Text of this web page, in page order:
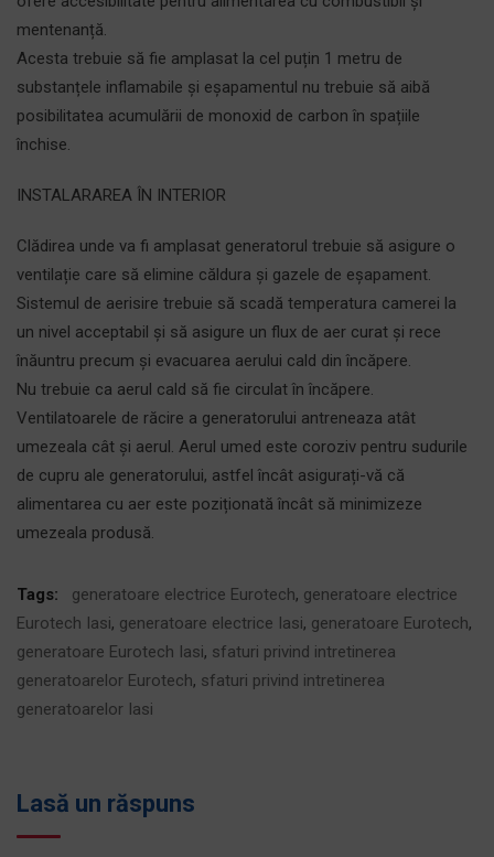
mentenanță.
Acesta trebuie să fie amplasat la cel puțin 1 metru de
substanțele inflamabile și eșapamentul nu trebuie să aibă
posibilitatea acumulării de monoxid de carbon în spațiile
închise.
INSTALARAREA ÎN INTERIOR
Clădirea unde va fi amplasat generatorul trebuie să asigure o
ventilație care să elimine căldura și gazele de eșapament.
Sistemul de aerisire trebuie să scadă temperatura camerei la
un nivel acceptabil și să asigure un flux de aer curat și rece
înăuntru precum și evacuarea aerului cald din încăpere.
Nu trebuie ca aerul cald să fie circulat în încăpere.
Ventilatoarele de răcire a generatorului antreneaza atât
umezeala cât și aerul. Aerul umed este coroziv pentru sudurile
de cupru ale generatorului, astfel încât asigurați-vă că
alimentarea cu aer este poziționată încât să minimizeze
umezeala produsă.
Tags: generatoare electrice Eurotech, generatoare electrice
Eurotech Iasi, generatoare electrice Iasi, generatoare Eurotech,
generatoare Eurotech Iasi, sfaturi privind intretinerea
generatoarelor Eurotech, sfaturi privind intretinerea
generatoarelor Iasi
Lasă un răspuns